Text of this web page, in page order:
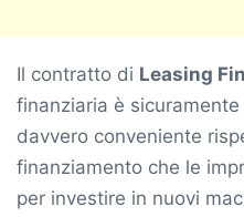
Il contratto di Leasing
finanziaria è
davvero conveniente
finanziamento che le
per investire in nuovi